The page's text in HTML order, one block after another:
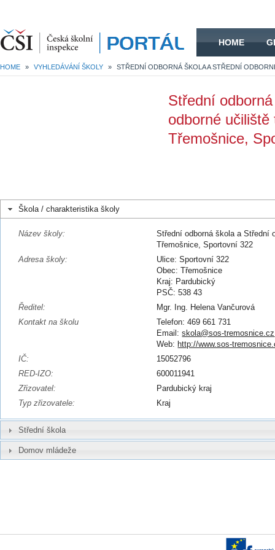
HOME
HOME » VYHLEDÁVÁNÍ ŠKOLY »
Střední
odborné učiliště
Třemošnice,
Škola / charakteristika školy
Název školy:
Střední odborná škola a Střední
Třemošnice, Sportovní 322
Adresa školy:
Ulice: Sportovní 322
Obec: Třemošnice
Kraj: Pardubický
PSČ: 538 43
Ředitel:
Mgr. Ing. Helena Vančurová
Kontakt na školu
Telefon: 469 661 731
Email:skola@sos-tremosnice.cz
Web: http://www.sos-
IČ:
15052796
RED-IZO:
600011941
Zřizovatel:
Pardubický kraj
Typ zřizovatele:
Kraj
Střední škola
Domov mládeže